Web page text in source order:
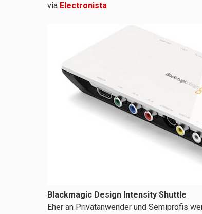
via Electronista
Blackmagic Design Intensity Shuttle
Eher an Privatanwender und Semiprofis